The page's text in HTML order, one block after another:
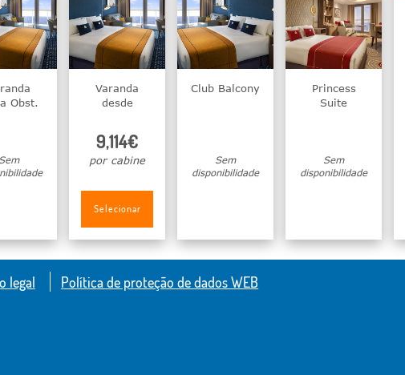
Obst.
Sem
Varanda
desde
9,114€
por cabine
Selecionar
Club Balcony
Sem
disponibilidade
Princess
Suite
Sem
disponibilidade
legal Política de proteção de dados WEB